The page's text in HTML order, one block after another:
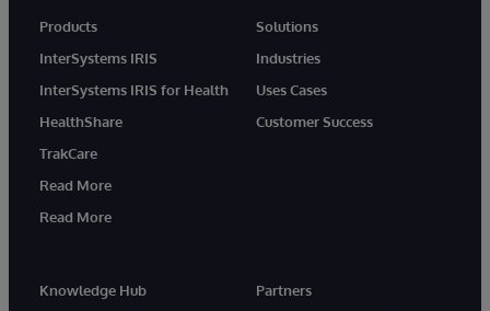
Products
InterSystems IRIS
InterSystems IRIS for Health
HealthShare
TrakCare
Read More
Read More
Solutions
Industries
Uses Cases
Customer Success
Knowledge Hub
Partners